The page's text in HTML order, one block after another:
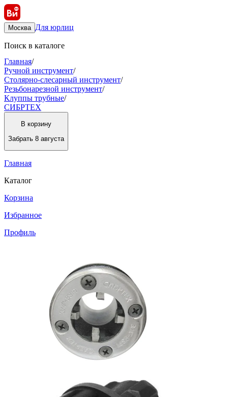
Москва Для юрлиц
Поиск в каталоге
Главная/
Ручной инструмент/
Столярно-слесарный инструмент/
Резьбонарезной инструмент/
Клуппы трубные/
СИБРТЕХ
В корзину
Забрать 8 августа
Главная
Каталог
Корзина
Избранное
Профиль